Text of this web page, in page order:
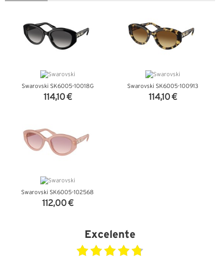
Swarovski SK6005-10018G
114,10 €
Swarovski SK6005-100913
114,10 €
Swarovski SK6005-102568
112,00 €
Excelente